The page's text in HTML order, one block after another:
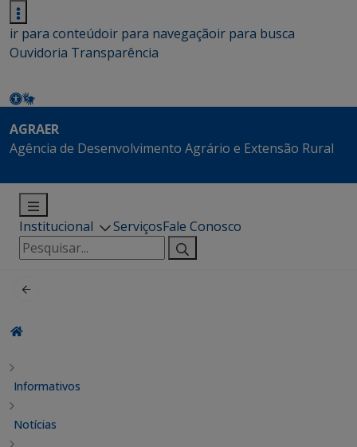
ir para conteúdoir para navegaçãoir para busca
Ouvidoria Transparência
AGRAER
Agência de Desenvolvimento Agrário e Extensão Rural
Institucional ServiçosFale Conosco
Pesquisar
por:
Informativos
Notícias